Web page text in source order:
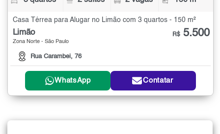
Casa Térrea para Alugar no Limão com 3 quartos - 150 m²
Limão
Zona Norte - São Paulo
Rua Carambei, 76
R$ 5.500
WhatsApp Contatar